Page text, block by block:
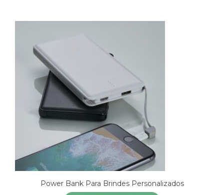
Power Bank Para Brindes Personalizados